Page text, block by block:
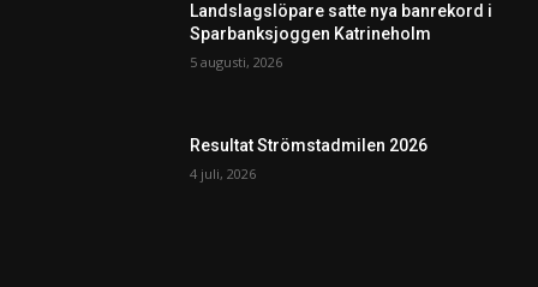
Landslagslöpare satte nya banrekord i
Sparbanksjoggen Katrineholm
5 augusti, 2026
Resultat Strömstadmilen 2026
4 juli, 2026